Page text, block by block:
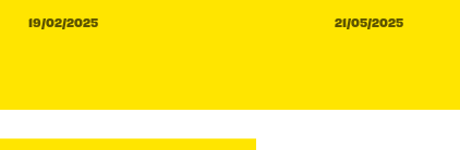
19/02/2025 21/05/2025